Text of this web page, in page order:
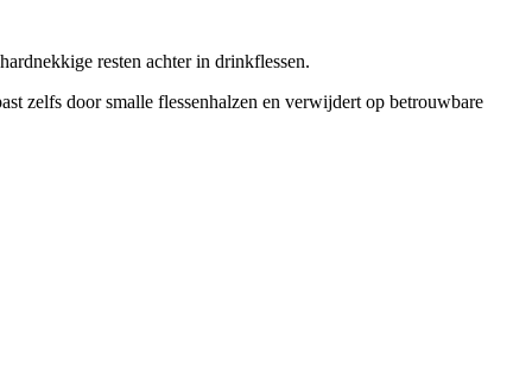
resten achter in drinkflessen.
zelfs door smalle flessenhalzen en verwijdert op betrouwbare